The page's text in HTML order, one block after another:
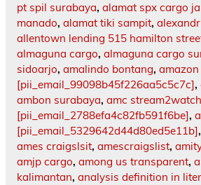
pt spil surabaya, alamat spx cargo
manado, alamat tiki sampit,
allentown lending 515 hamilton
almaguna cargo, almaguna cargo
sidoarjo, amalindo bontang, amazon
[pii_email_99098b45f226aa5c5c7c],
ambon surabaya, amc stream2watch
[pii_email_2788efa4c82fb591f6be],
[pii_email_5329642d44d80ed5e11b],
ames craigslsit, amescraigslist,
amjp cargo, among us transparent,
kalimantan, analysis definition in